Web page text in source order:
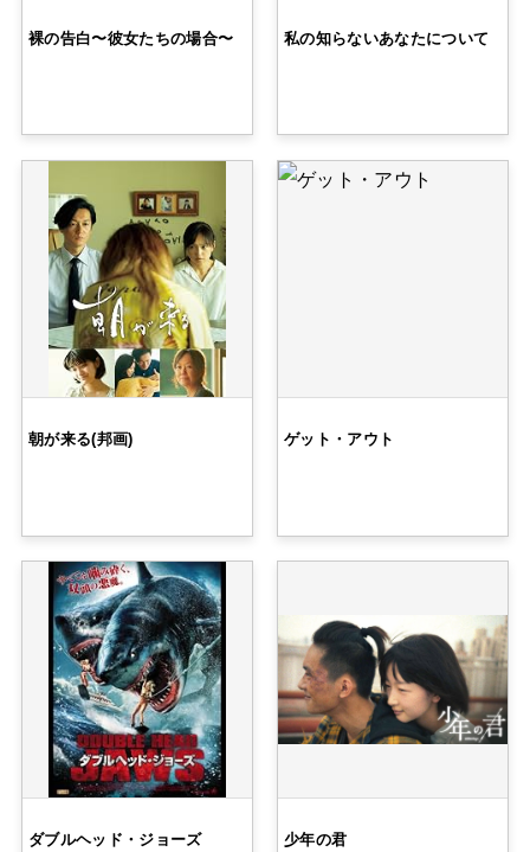
裸の告白〜彼女たちの場合〜 私の知らないあなたについて
朝が来る(邦画) ゲット・アウト
ダブルヘッド・ジョーズ 少年の君